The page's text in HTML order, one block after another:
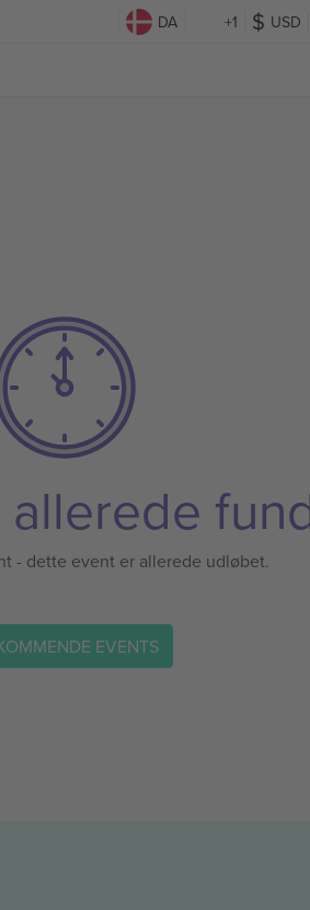
DA +1 USD
- dette event er allerede udløbet.
EVENTS